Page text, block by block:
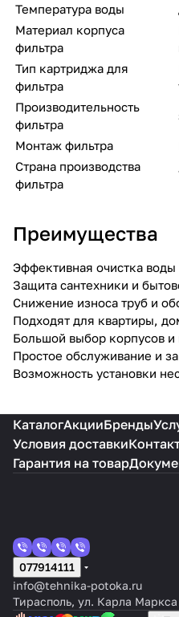
Температура воды
Материал корпуса
фильтра
Тип картриджа для
фильтра
Производительность
фильтра
Монтаж фильтра
Страна производства
фильтра
Преимущества
Эффективная очистка
Защита сантехники и
Снижение износа труб и
Подходят для квартиры,
Большой выбор корпусов и
Простое обслуживание и
Возможность установки
КаталогАкцииБренды
Условия доставки
Гарантия на товар
077914111
info@tehnika-potoka.ru
Тирасполь, ул. Карла Маркса